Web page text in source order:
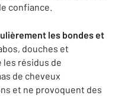
confiance.
les bondes et
douches et
les résidus de
de cheveux
et ne provoquent des